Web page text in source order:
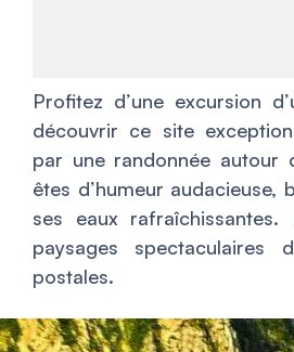
Profitez d’une excursion
découvrir ce site
par une randonnée autour
êtes d’humeur audacieuse,
ses eaux
paysages spectaculaires
postales.